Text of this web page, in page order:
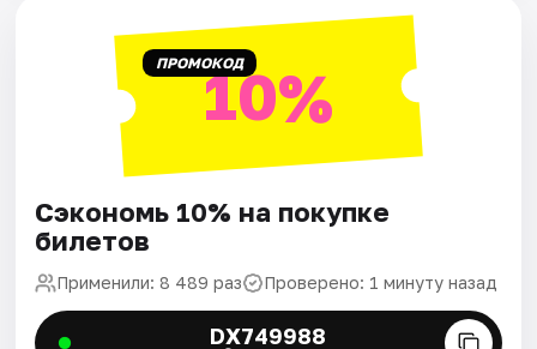
ПРОМОКОД10%
Сэкономь 10% на покупке
билетов
Применили: 8 489 раз Проверено: 1 минуту назад
DX749988